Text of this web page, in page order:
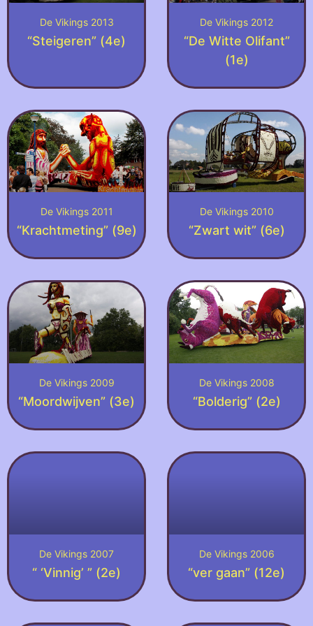
De Vikings 2013
“Steigeren” (4e)
De Vikings 2012
“De Witte Olifant”
(1e)
De Vikings 2011
“Krachtmeting” (9e)
De Vikings 2010
“Zwart wit” (6e)
De Vikings 2009
“Moordwijven” (3e)
De Vikings 2008
“Bolderig” (2e)
De Vikings 2007
“ ‘Vinnig’ ” (2e)
De Vikings 2006
“ver gaan” (12e)